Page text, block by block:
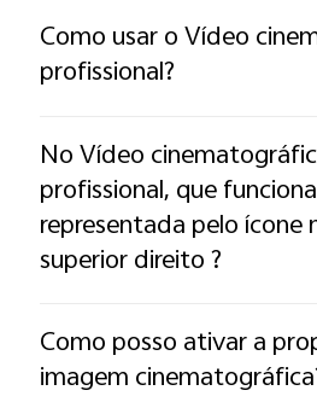
Como usar o Vídeo
profissional?
No Vídeo
profissional, que
representada pelo ícone
superior direito ?
Como posso ativar a
imagem